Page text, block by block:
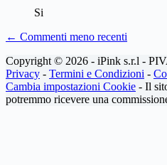
Si
Navigazione
commenti
← Commenti meno recenti
Copyright © 2026 - iPink s.r.l -
Privacy - Termini e Condizioni -
Cambia impostazioni Cookie - Il
potremmo ricevere una